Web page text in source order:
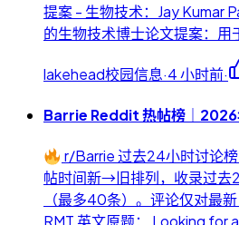
提案 - 生物技术：Jay Kumar
的生物技术博士论文提案：用
lakehead校园信息·4 小时前·
Barrie Reddit 热帖榜｜2026
r/Barrie 过去24小时讨论
帖时间新→旧排列，收录过去
（最多40条）。评论仅对最